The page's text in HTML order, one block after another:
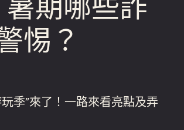
惕？
季”來了！一路來看亮點及弄